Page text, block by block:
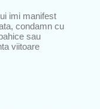
imi manifest
condamn cu
sau
viitoare